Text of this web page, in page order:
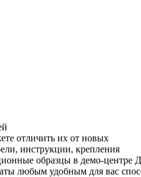
отличить их от новых
инструкции, крепления
образцы в демо-центре
любым удобным для вас